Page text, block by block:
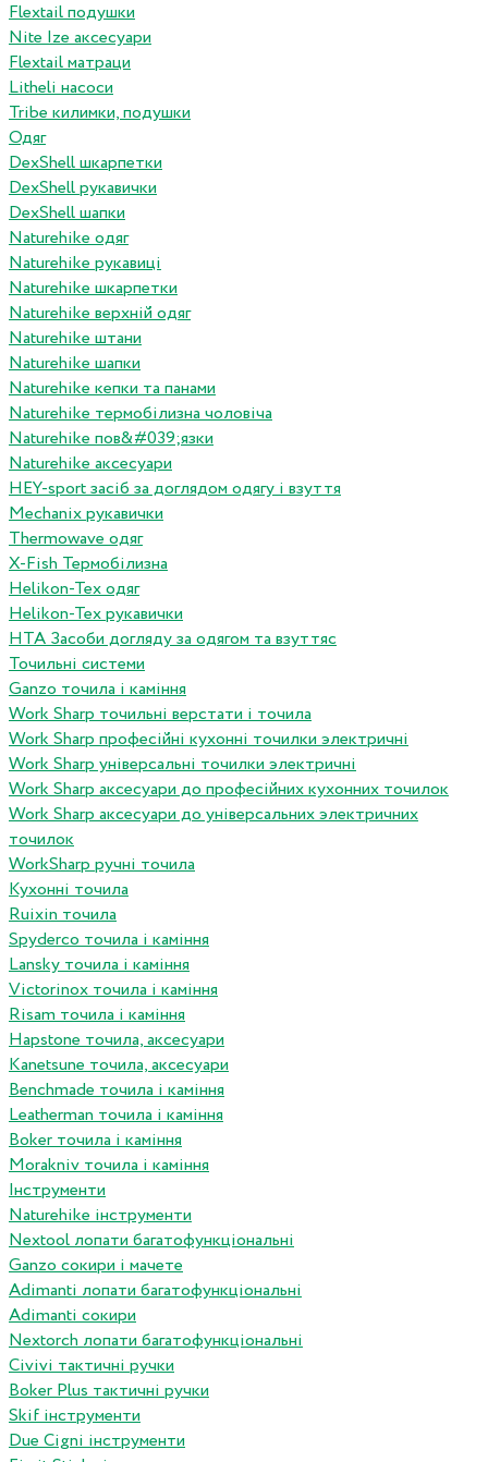
Flextail подушки
Nite Ize аксесуари
Flextail матраци
Litheli насоси
Tribe килимки, подушки
Одяг
DexShell шкарпетки
DexShell рукавички
DexShell шапки
Naturehike одяг
Naturehike рукавиці
Naturehike шкарпетки
Naturehike верхній одяг
Naturehike штани
Naturehike шапки
Naturehike кепки та панами
Naturehike термобілизна чоловіча
Naturehike пов&#039;язки
Naturehike аксесуари
HEY-sport засіб за доглядом одягу і взуття
Mechanix рукавички
Thermowave одяг
X-Fish Термобілизна
Helikon-Tex одяг
Helikon-Tex рукавички
HTA Засоби догляду за одягом та взуттяс
Точильні системи
Ganzo точила і каміння
Work Sharp точильні верстати і точила
Work Sharp професiйнi кухоннi точилки электричнi
Work Sharp унiверсальнi точилки электричнi
Work Sharp аксесуари до професiйних кухонних точилок
Work Sharp аксесуари до унiверсальних электричних
точилок
WorkSharp ручні точила
Кухонні точила
Ruixin точила
Spyderco точила і каміння
Lansky точила і каміння
Victorinox точила і каміння
Risam точила і каміння
Hapstone точила, аксесуари
Kanetsune точила, аксесуари
Benchmade точила і каміння
Leatherman точила і каміння
Boker точила і каміння
Morakniv точила і каміння
Інструменти
Naturehike інструменти
Nextool лопати багатофункціональні
Ganzo сокири і мачете
Adimanti лопати багатофункціональні
Adimanti сокири
Nextorch лопати багатофункціональні
Сivivi тактичні ручки
Boker Plus тактичні ручки
Skif інструменти
Due Cigni інструменти